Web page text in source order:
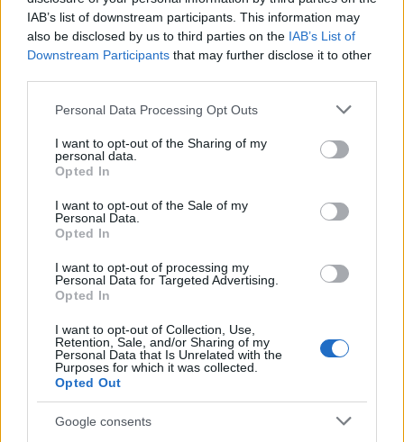
IAB’s list of downstream participants. This information may
also be disclosed by us to third parties on the IAB’s List of
Downstream Participants that may further disclose it to other
Please note that this website/app uses one or more Google
not limited to your visit or usage behaviour. You may click to
grant or deny consent to Google and its third-party tags to
use your data for below specified purposes in below Google
consent section.
Personal Data Processing Opt Outs
I want to opt-out of the Sharing of my
personal data.
Opted In
I want to opt-out of the Sale of my
Personal Data.
Opted In
I want to opt-out of processing my
Personal Data for Targeted Advertising.
Opted In
I want to opt-out of Collection, Use,
Retention, Sale, and/or Sharing of my
Personal Data that Is Unrelated with the
Purposes for which it was collected.
Opted Out
Google consents
AJÁNLÓ
Belváros-Lipótváros
Város-Teampannon Kereskedelmi és Szolgáltató Kft.
Újragondolják Lipótváros rejtett, zöld parkját
Indulhat a Honvéd tér megújításának tervezése, ahol a
klímatudatos gondolkodás és a helyi identitás erősítése kerül a
középpontba.